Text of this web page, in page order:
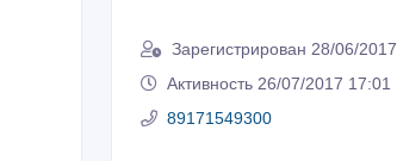
Зарегистрирован 28/06/2017
Активность 26/07/2017 17:01
89171549300